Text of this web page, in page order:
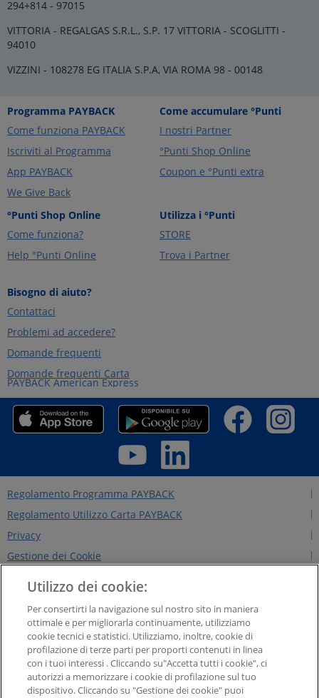
294+814 - 97015
VITTORIA - REGALGAS S.R.L., S.P. 17 VITTORIA - SCOGLITTI -
94010
VIZZINI - 108278 EG ITALIA S.P.A, VIA ROMA 98 - 00148
Programma PAYBACK
Come funziona PAYBACK
Iscriviti al Programma
App PAYBACK
We Give Back
Come accumulare °Punti
I nostri Partner
°Punti Shop Online
Coupon e °Punti extra
°Punti Shop Online
Come funziona?
Help °Punti Online
Utilizza i °Punti
STORE
Trova i Partner
Bisogno di aiuto?
Contattaci
Problemi ad accedere?
Domande frequenti
Domande frequenti Carta
PAYBACK American Express
Regolamento Programma PAYBACK
Regolamento Utilizzo Carta PAYBACK
Privacy
Gestione dei Cookie
Contattaci
Chi siamo
NEWS&INTERVISTE
PAYBACK GROUP
Utilizzo dei cookie:
Per consertirti la navigazione sul nostro sito in maniera
ottimale e per migliorarla continuamente, utilizziamo
cookie tecnici e statistici. Utilizziamo, inoltre, cookie di
profilazione di terze parti per proporti contenuti in linea
con i tuoi interessi . Cliccando su"Accetta tutti i cookie", ci
autorizzi a memorizzare i cookie di profilazione sul tuo
dispositivo. Cliccando su "Gestione dei cookie" puoi